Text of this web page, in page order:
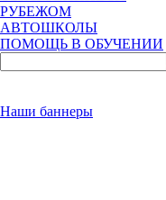
РУБЕЖОМ
АВТОШКОЛЫ
ПОМОЩЬ В ОБУЧЕНИИ
Наши баннеры